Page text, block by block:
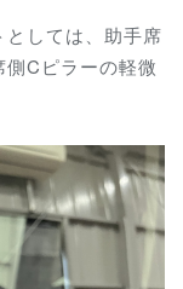
しては、助手席
Cピラーの軽微